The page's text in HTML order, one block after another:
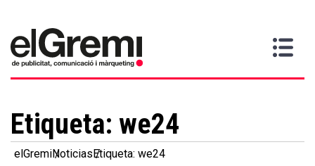
Inicio
Gremi Servicios
>
Contacta
Etiqueta: we24
elGremiNoticiasEtiqueta: we24